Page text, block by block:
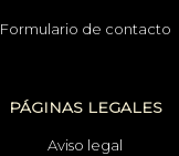
Formulario de contacto
PÁGINAS LEGALES
Aviso legal